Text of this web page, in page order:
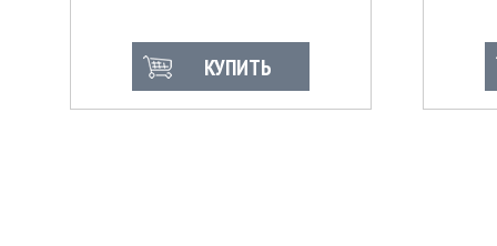
КУПИТЬ